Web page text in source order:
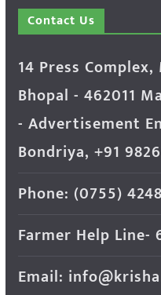
Contact Us
14 Press
Bhopal - 462011
- Advertisement
Bondriya, +91
Phone: (0755)
Farmer Help Line-
Email: